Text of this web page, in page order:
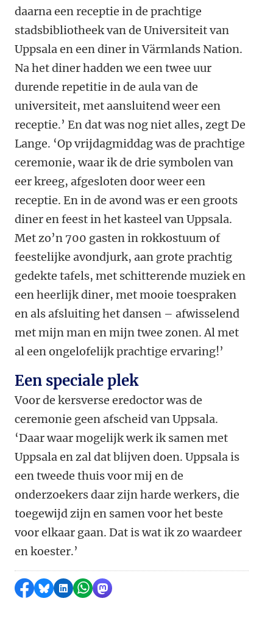
daarna een receptie in de prachtige
stadsbibliotheek van de Universiteit van
Uppsala en een diner in Värmlands Nation.
Na het diner hadden we een twee uur
durende repetitie in de aula van de
universiteit, met aansluitend weer een
receptie.’ En dat was nog niet alles, zegt De
Lange. ‘Op vrijdagmiddag was de prachtige
ceremonie, waar ik de drie symbolen van
eer kreeg, afgesloten door weer een
receptie. En in de avond was er een groots
diner en feest in het kasteel van Uppsala.
Met zo’n 700 gasten in rokkostuum of
feestelijke avondjurk, aan grote prachtig
gedekte tafels, met schitterende muziek en
een heerlijk diner, met mooie toespraken
en als afsluiting het dansen – afwisselend
met mijn man en mijn twee zonen. Al met
al een ongelofelijk prachtige ervaring!’
Een speciale plek
Voor de kersverse eredoctor was de
ceremonie geen afscheid van Uppsala.
‘Daar waar mogelijk werk ik samen met
Uppsala en zal dat blijven doen. Uppsala is
een tweede thuis voor mij en de
onderzoekers daar zijn harde werkers, die
toegewijd zijn en samen voor het beste
voor elkaar gaan. Dat is wat ik zo waardeer
en koester.’
Delen op Facebook
Delen via Bluesky
Delen op LinkedIn
Delen via WhatsApp
Delen via Mastodon